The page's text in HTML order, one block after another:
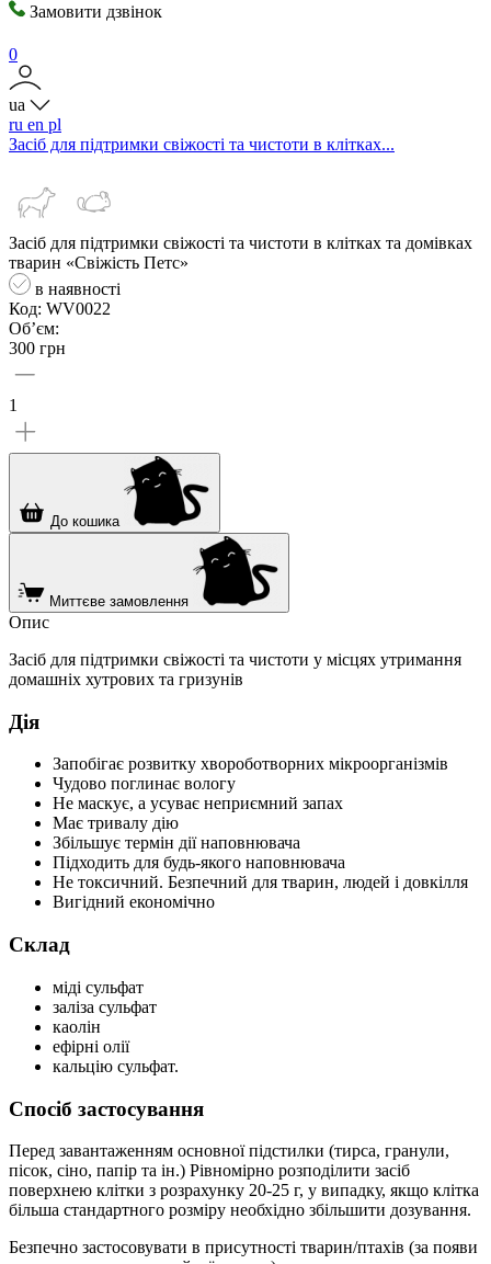
Замовити дзвінок
0
ua
ru en pl
Засіб для підтримки свіжості та чистоти в клітках...
Засіб для підтримки свіжості та чистоти в клітках та домівках
тварин «Свіжість Петс»
в наявності
Код: WV0022
Об’єм:
300 грн
1
До кошика
Миттєве замовлення
Опис
Засіб для підтримки свіжості та чистоти у місцях утримання
домашніх хутрових та гризунів
Дія
Запобігає розвитку хвороботворних мікроорганізмів
Чудово поглинає вологу
Не маскує, а усуває неприємний запах
Має тривалу дію
Збільшує термін дії наповнювача
Підходить для будь-якого наповнювача
Не токсичний. Безпечний для тварин, людей і довкілля
Вигідний економічно
Склад
міді сульфат
заліза сульфат
каолін
ефірні олії
кальцію сульфат.
Спосіб застосування
Перед завантаженням основної підстилки (тирса, гранули,
пісок, сіно, папір та ін.) Рівномірно розподілити засіб
поверхнею клітки з розрахунку 20-25 г, у випадку, якщо клітка
більша стандартного розміру необхідно збільшити дозування.
Безпечно застосовувати в присутності тварин/птахів (за появи